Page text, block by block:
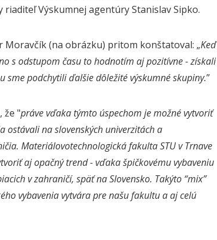
riaditeľ Výskumnej agentúry Stanislav Sipko.
(na obrázku) pritom konštatoval: „Keď
s odstupom času to hodnotím aj pozitívne - získali
podchytili ďalšie dôležité výskumné skupiny.”
že "práve vďaka týmto úspechom je možné vytvoriť
na slovenských univerzitách a
Materiálovotechnologická fakulta STU v Trnave
aj opačný trend - vďaka špičkovému vybaveniu
v zahraničí, späť na Slovensko. Takýto “mix”
vybavenia vytvára pre našu fakultu a aj celú